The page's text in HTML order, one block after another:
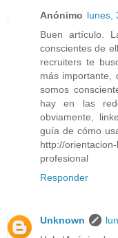
Anónimo lunes,
Buen artículo.
conscientes de
recruiters te
más importante,
somos
hay en las
obviamente,
guía de cómo
http://
profesional
Responder
Unknown